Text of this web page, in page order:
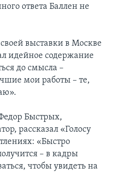
ответа Баллен не
выставки в Москве
идейное содержание
до смысла –
мои работы – те,
Быстрых,
рассказал «Голосу
«Быстро
– в кадры
чтобы увидеть на